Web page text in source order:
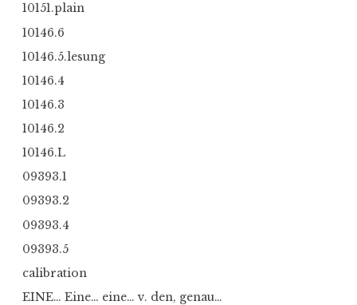
10151.plain
10146.6
10146.5.lesung
10146.4
10146.3
10146.2
10146.L
09393.1
09393.2
09393.4
09393.5
calibration
EINE… Eine… eine… v. den, genau…